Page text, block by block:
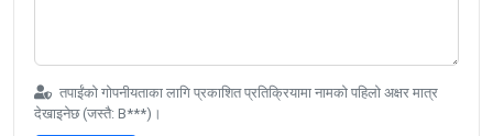
तपाईंको गोपनीयताका लागि प्रकाशित प्रतिक्रियामा नामको पहिलो अक्षर मात्र
देखाइनेछ (जस्तै: B***)।